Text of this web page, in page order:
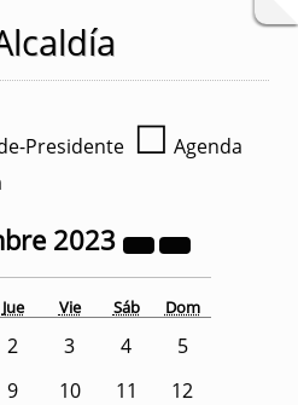
Presidente ☐ Agenda
2023
Jue Vie Sáb Dom
2 3 4
5
9 10 11
12